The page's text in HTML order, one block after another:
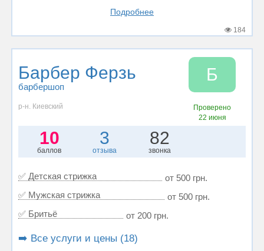
Подробнее
184
Барбер Ферзь
барбершоп
Б
р-н. Киевский
Проверено
22 июня
10
баллов
3
отзыва
82
звонка
✅ Детская стрижка
от 500 грн.
✅ Мужская стрижка
от 500 грн.
✅ Бритьё
от 200 грн.
➡️ Все услуги и цены (18)